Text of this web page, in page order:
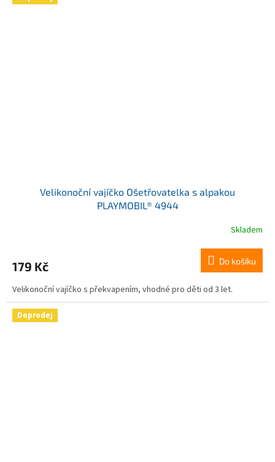
Velikonoční vajíčko Ošetřovatelka s alpakou
PLAYMOBIL® 4944
Skladem
179 Kč Do košíku
Velikonoční vajíčko s překvapením, vhodné pro děti od 3 let.
Doprodej